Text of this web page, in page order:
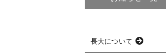
長大について